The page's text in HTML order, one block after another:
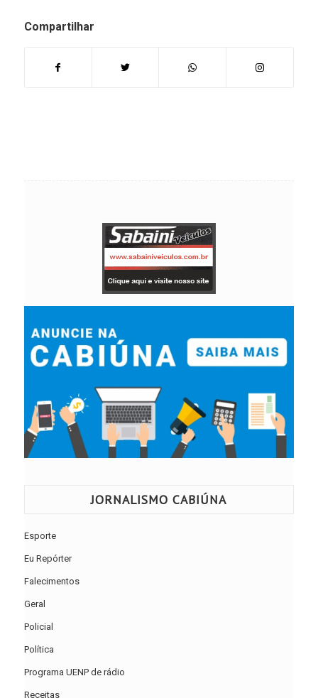
Compartilhar
JORNALISMO CABIÚNA
Esporte
Eu Repórter
Falecimentos
Geral
Policial
Política
Programa UENP de rádio
Receitas